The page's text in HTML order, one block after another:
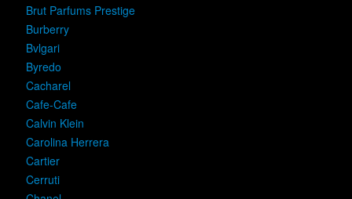
Brut Parfums Prestige
Burberry
Bvlgari
Byredo
Cacharel
Cafe-Cafe
Calvin Klein
Carolina Herrera
Cartier
Cerruti